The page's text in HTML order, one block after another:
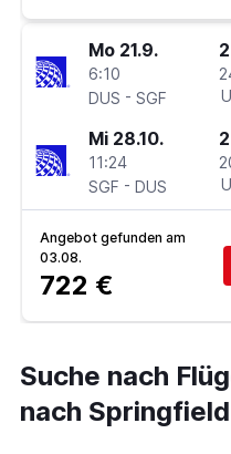
Mo 21.9.
6:10
DUS - SGF
Mi 28.10.
11:24
SGF - DUS
Angebot gefunden am
03.08.
722 €
Suche nach
nach Springfield